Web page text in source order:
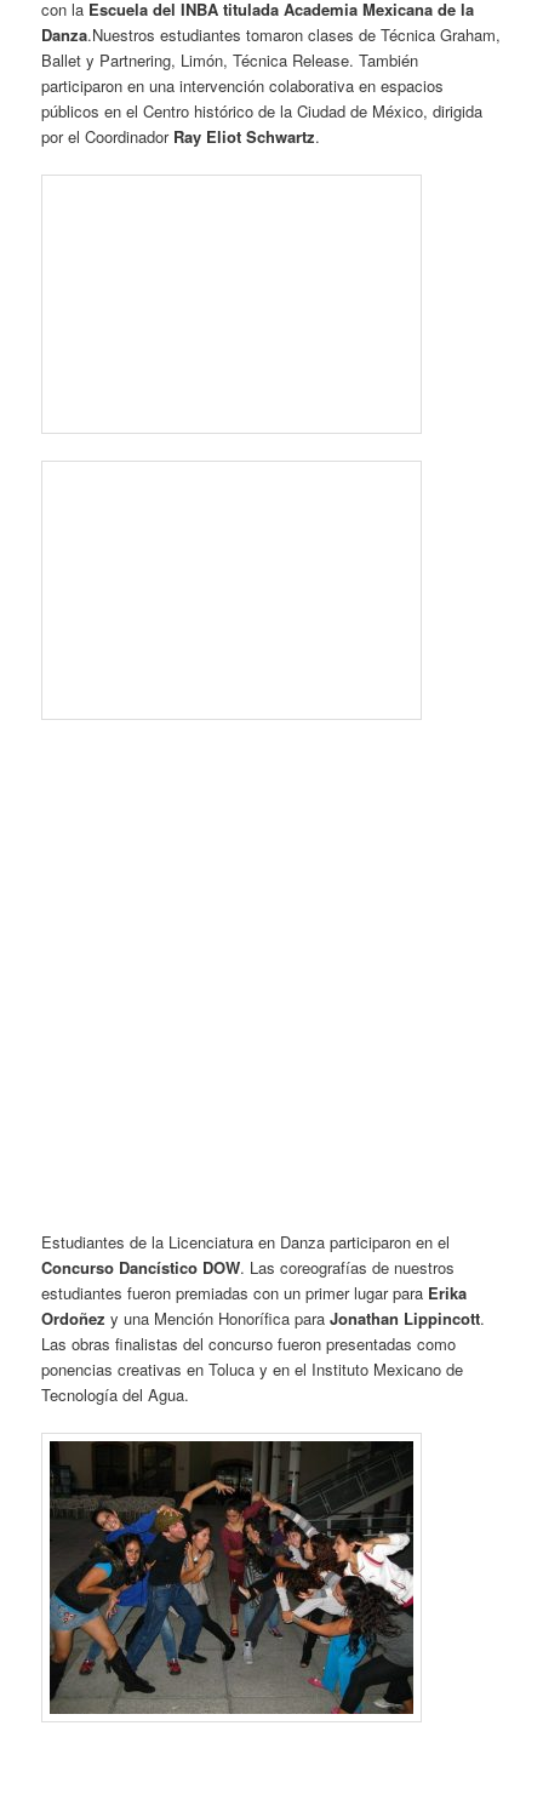
con la Escuela del INBA titulada Academia Mexicana de la
Danza.Nuestros estudiantes tomaron clases de Técnica Graham,
Ballet y Partnering, Limón, Técnica Release. También
participaron en una intervención colaborativa en espacios
públicos en el Centro histórico de la Ciudad de México, dirigida
por elCoordinador Ray Eliot Schwartz.
Estudiantes de la Licenciatura en Danza participaron en el
Concurso Dancístico DOW. Las coreografías de nuestros
estudiantes fueron premiadas con un primer lugar para Erika
Ordoñez y una Mención Honorífica paraJonathan Lippincott.
Las obras finalistas del concurso fueron presentadas como
ponencias creativas en Toluca y en el Instituto Mexicano de
Tecnología del Agua.